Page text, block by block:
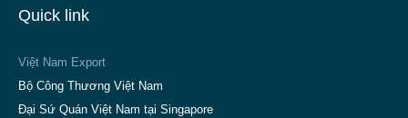
Quick link
Việt Nam Export
Bộ Công Thương Việt Nam
Đại Sứ Quán Việt Nam tại Singapore